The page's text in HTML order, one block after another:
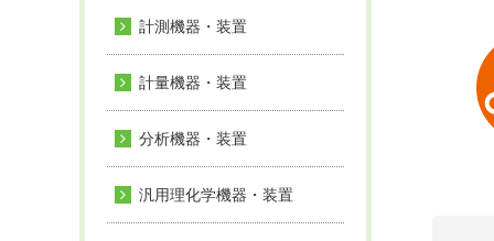
計測機器・装置
計量機器・装置
分析機器・装置
汎用理化学機器・装置